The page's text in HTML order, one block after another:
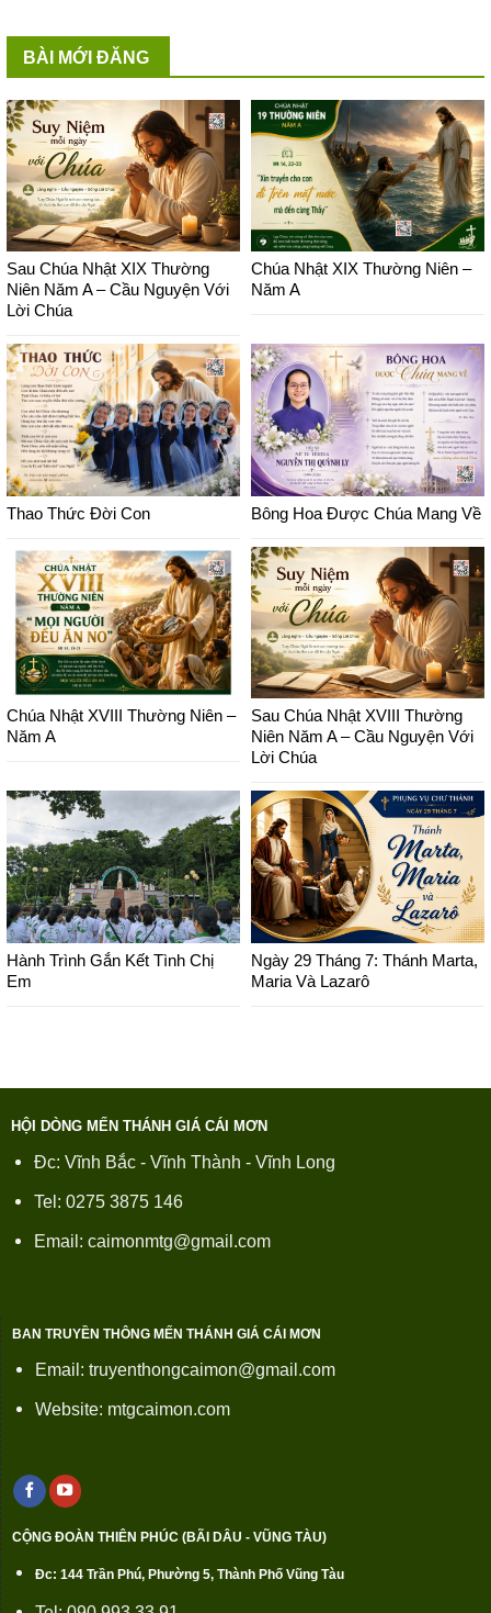
BÀI MỚI ĐĂNG
Sau Chúa Nhật XIX Thường
Niên Năm A – Cầu Nguyện Với
Lời Chúa
Chúa Nhật XIX Thường Niên –
Năm A
Thao Thức Đời Con Bông Hoa Được Chúa Mang Về
Chúa Nhật XVIII Thường Niên –
Năm A
Sau Chúa Nhật XVIII Thường
Niên Năm A – Cầu Nguyện Với
Lời Chúa
Hành Trình Gắn Kết Tình Chị
Em
Ngày 29 Tháng 7: Thánh Marta,
Maria Và Lazarô
HỘI DÒNG MẾN THÁNH GIÁ CÁI MƠN
Đc: Vĩnh Bắc - Vĩnh Thành - Vĩnh Long
Tel: 0275 3875 146
Email: caimonmtg@gmail.com
BAN TRUYỀN THÔNG MẾN THÁNH GIÁ CÁI MƠN
Email: truyenthongcaimon@gmail.com
Website: mtgcaimon.com
CỘNG ĐOÀN THIÊN PHÚC (BÃI DÂU - VŨNG TÀU)
Đc: 144 Trần Phú, Phường 5, Thành Phố Vũng Tàu